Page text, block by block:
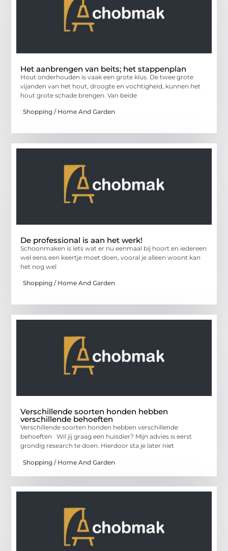
Het aanbrengen van beits; het stappenplan
Hout onderhouden is vaak een grote klus. De twee grote
vijanden van het hout, droogte en vochtigheid, kunnen het
hout grote schade brengen. Van beide
Shopping / Home And Garden
De professional is aan het werk!
Schoonmaken is iets wat er nu eenmaal bij hoort en iedereen
wel eens een keertje moet doen, vooral je alleen woont kan
het nog wel
Shopping / Home And Garden
Verschillende soorten honden hebben
verschillende behoeften
Verschillende soorten honden hebben verschillende
behoeften Wil jij graag een huisdier? Mijn advies is eerst
grondig research te doen. Hierdoor sta je later niet
Shopping / Home And Garden